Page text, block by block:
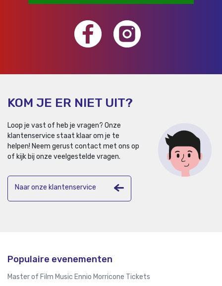
KOM JE ER NIET UIT?
Loop je vast of heb je vragen? Onze
klantenservice staat klaar om je te
helpen! Neem gerust contact met ons op
of kijk bij onze veelgestelde vragen.
Naar onze klantenservice
Populaire evenementen
Master of Film Music Ennio Morricone Tickets